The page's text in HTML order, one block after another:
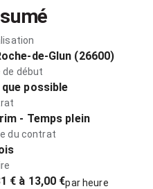
de-Glun (26600)
de début
que possible
- Temps plein
du contrat
€ à 13,00 €par heure